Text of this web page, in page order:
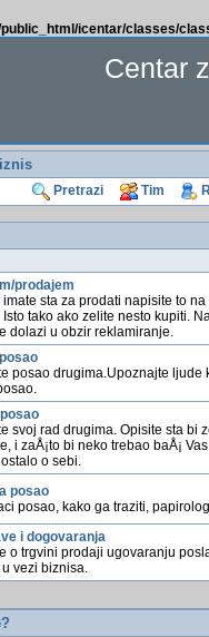
icentar/classes/
Centar
Pretrazi Tim
prodajem
imate sta za prodati napisite to na
Isto tako ako zelite nesto kupiti.
dolazi u obzir reklamiranje.
posao drugima.Upoznajte ljude
svoj rad drugima. Opisite sta bi
i zaÅ¡to bi neko trebao baÅ¡
o sebi.
posao
posao, kako ga traziti,
i dogovaranja
o trgvini prodaji ugovaranju
vezi biznisa.